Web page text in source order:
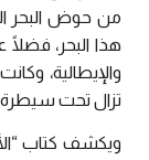
من حوض البحر
هذا البحر،
والإيطالية،
تزال تحت سيطرة
ويكشف كتاب